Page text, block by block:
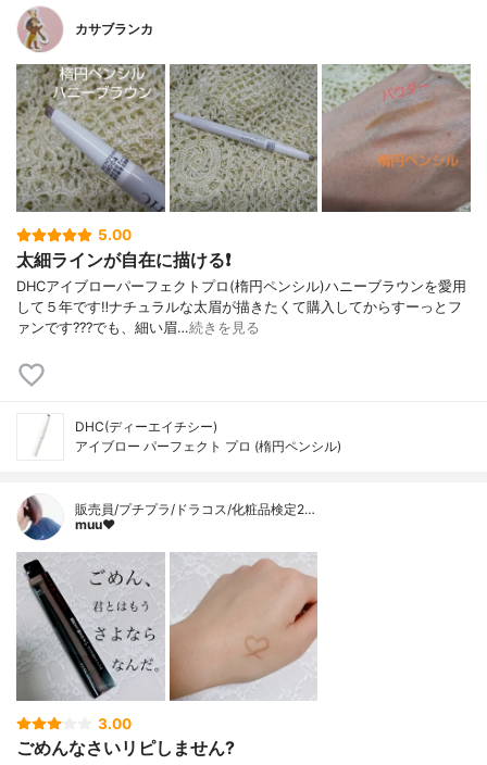
カサブランカ
5.00
太細ラインが自在に描ける❗️
DHCアイブローパーフェクトプロ(楕円ペンシル)ハニーブラウンを愛用
して５年です‼️ナチュラルな太眉が描きたくて購入してからすーっとフ
ァンです???でも、細い眉…続きを見る
DHC(ディーエイチシー)
アイブロー パーフェクト プロ (楕円ペンシル)
販売員/プチプラ/ドラコス/化粧品検定2…
muu❤︎
3.00
ごめんなさいリピしません?